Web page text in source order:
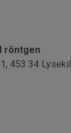
röntgen
453 34 Lysekil